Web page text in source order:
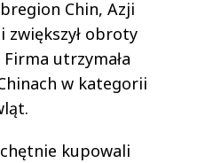
Chin, Azji
zwiększył obroty
utrzymała
w kategorii
kupowali